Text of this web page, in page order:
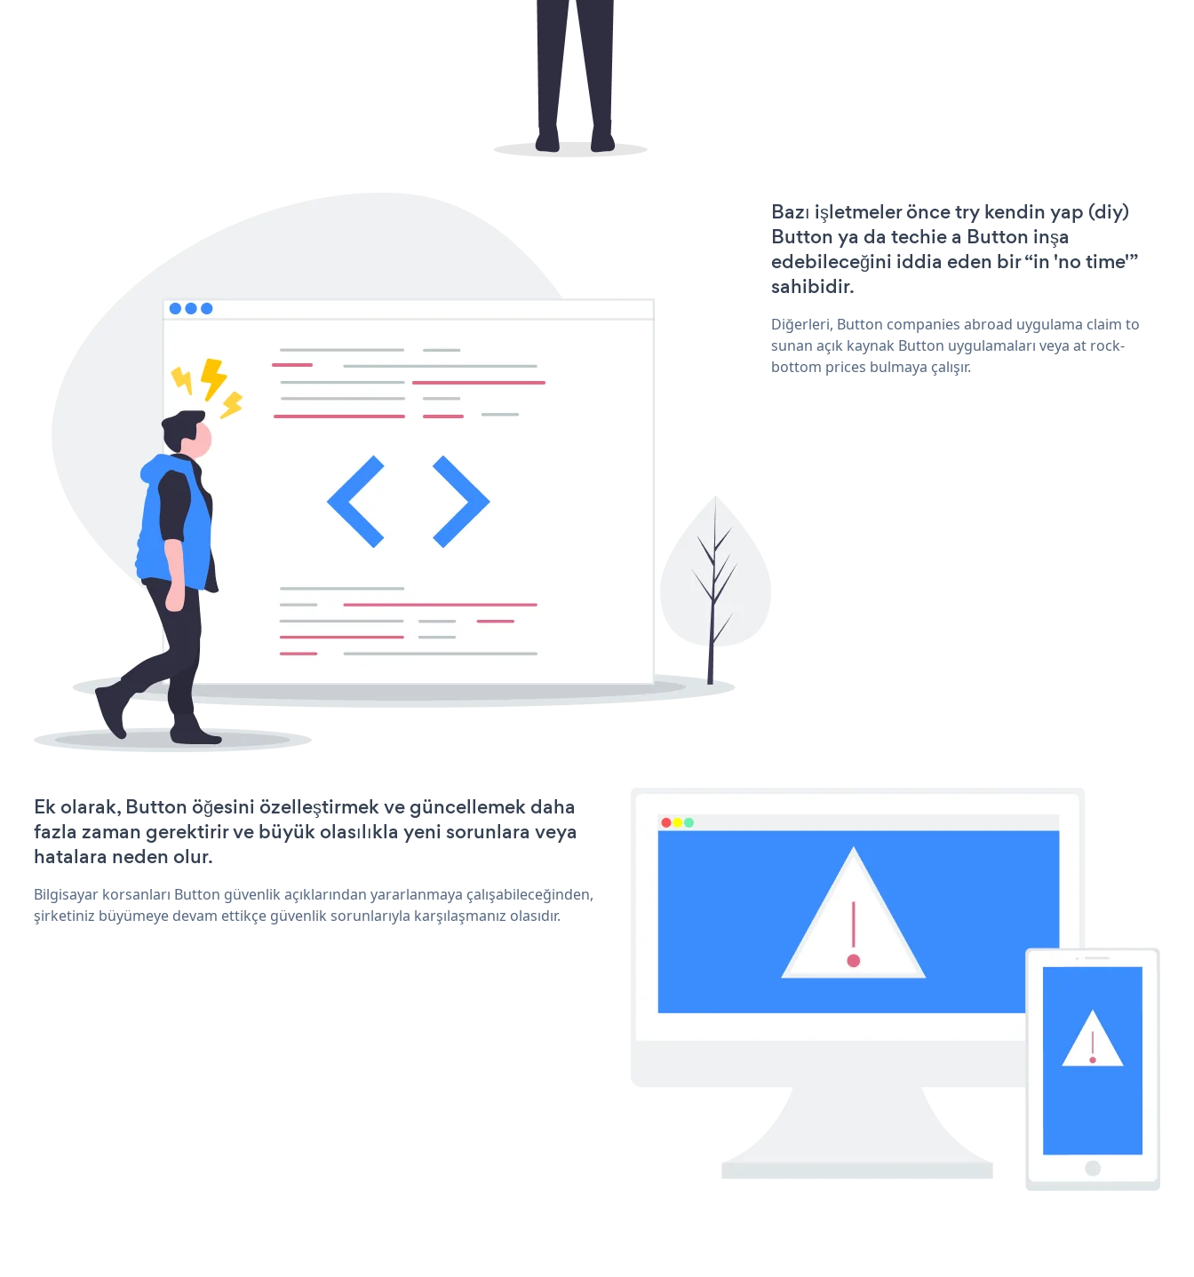
Bazı işletmeler önce try kendin yap (diy)
Button ya da techie a Button inşa
edebileceğini iddia eden bir “in 'no time'”
sahibidir.
Diğerleri, Button companies abroad uygulama claim to
sunan açık kaynak Button uygulamaları veya at rock-
bottom prices bulmaya çalışır.
Ek olarak, Button öğesini özelleştirmek ve güncellemek daha
fazla zaman gerektirir ve büyük olasılıkla yeni sorunlara veya
hatalara neden olur.
Bilgisayar korsanları Button güvenlik açıklarından yararlanmaya çalışabileceğinden,
şirketiniz büyümeye devam ettikçe güvenlik sorunlarıyla karşılaşmanız olasıdır.